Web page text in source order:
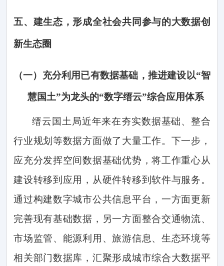
五、 建生态，形成全社会共同参与的大数据创
新生态圈
（一） 充分利用已有数据基础，推进建设以“智
慧国土”为龙头的“数字缙云”综合应用体系
缙云国土局近年来在夯实数据基础、整合
行业规划等数据方面做了大量工作。下一步，
应充分发挥空间数据基础优势，将工作重心从
建设转移到应用，从硬件转移到软件与服务。
通过构建数字城市公共信息平台，一方面更新
完善现有基础数据，另一方面整合交通物流、
市场监管、能源利用、旅游信息、生态环境等
相关部门数据库，汇聚形成城市综合大数据平